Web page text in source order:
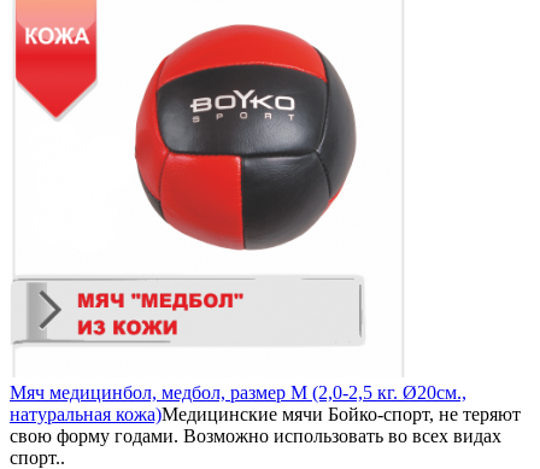
Мяч медицинбол, медбол, размер M (2,0-2,5 кг. Ø20см.,
натуральная кожа)Медицинские мячи Бойко-спорт, не теряют
свою форму годами. Возможно использовать во всех видах
спорт..